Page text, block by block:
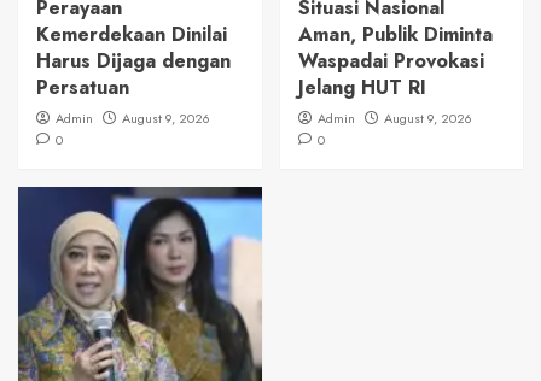
Perayaan
Kemerdekaan Dinilai
Harus Dijaga dengan
Persatuan
Admin
August 9, 2026
0
Situasi Nasional
Aman, Publik Diminta
Waspadai Provokasi
Jelang HUT RI
Admin
August 9, 2026
0